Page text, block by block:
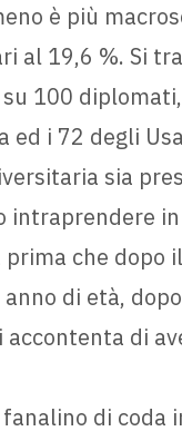
è più
al 19,6 %. Si
100
ed i 72 degli
sia
intraprendere
che dopo
di età,
di
fanalino di